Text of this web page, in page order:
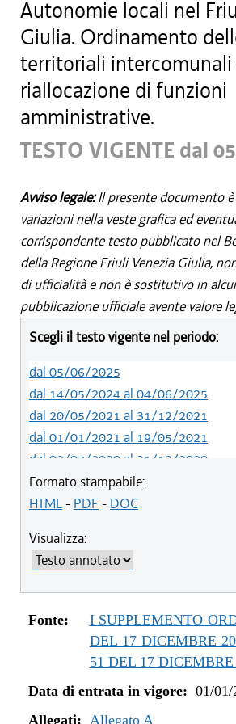
Autonomie locali nel
Giulia. Ordinamento
territoriali intercomunali
riallocazione di funzioni
amministrative.
TESTO VIGENTE dal
Avviso legale:Il presente documento
variazioni nella veste grafica ed
corrispondente testo pubblicato nel
della Regione Friuli Venezia Giulia,
di ufficialità e non è sostitutivo in
pubblicazione ufficiale avente valore
Scegli il testo vigente nel periodo:
dal 05/06/2025
dal 14/05/2024 al 04/06/2025
dal 20/05/2021 al 31/12/2021
dal 01/01/2021 al 19/05/2021
dal 02/07/2020 al 31/12/2020
dal 01/07/2020 al 01/07/2020
dal 21/05/2020 al 30/06/2020
dal 19/12/2019 al 31/12/2019
dal 21/11/2019 al 18/12/2019
dal 10/08/2019 al 20/11/2019
dal 11/07/2019 al 09/08/2019
dal 01/01/2019 al 10/07/2019
dal 16/08/2018 al 31/12/2018
dal 15/02/2018 al 29/06/2018
Formato stampabile:
HTML- PDF - DOC
Visualizza:
Fonte:
I SUPPLEMENTO
DEL 17 DICEMBRE
51 DEL 17 DICEMBRE
Data di entrata in vigore: 01/01/
Allegati: Allegato A